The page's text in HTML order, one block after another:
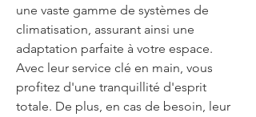
une vaste gamme de systèmes de
climatisation, assurant ainsi une
adaptation parfaite à votre espace.
Avec leur service clé en main, vous
profitez d'une tranquillité d'esprit
totale. De plus, en cas de besoin, leur